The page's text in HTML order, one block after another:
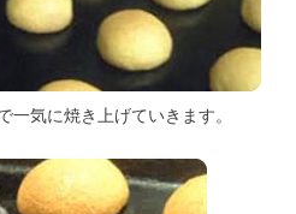
一気に焼き上げていきます。